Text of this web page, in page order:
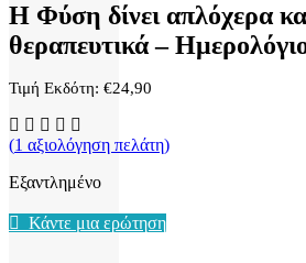
Η Φύση δίνει απλόχερα
θεραπευτικά –
Τιμή Εκδότη: €24,90
(1 αξιολόγηση πελάτη)
Εξαντλημένο
Κάντε μια ερώτηση